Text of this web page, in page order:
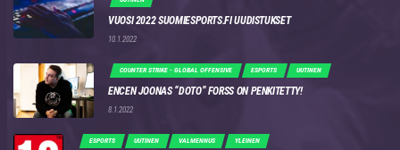
VUOSI 2022 SUOMIESPORTS.FI UUDISTUKSET
10.1.2022
COUNTER STRIKE - GLOBAL OFFENSIVE ESPORTS UUTINEN
ENCEN JOONAS “DOTO” FORSS ON PENKITETTY!
8.1.2022
ESPORTS UUTINEN VALMENNUS YLEINEN